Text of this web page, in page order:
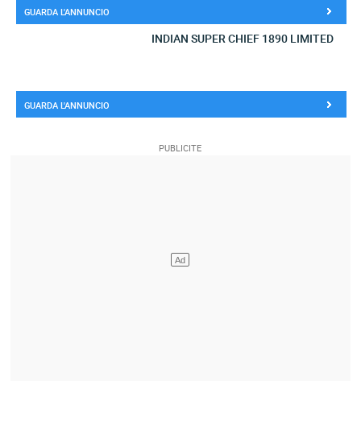
GUARDA L'ANNUNCIO
INDIAN SUPER CHIEF 1890 LIMITED
GUARDA L'ANNUNCIO